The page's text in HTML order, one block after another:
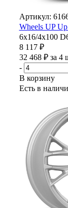
Артикул:
Wheels UP
6x16/4x100
8 117 ₽
32 468 ₽ за 4
-
В корзину
Есть в